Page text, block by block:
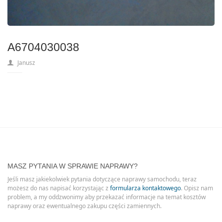
A6704030038
Janusz
MASZ PYTANIA W SPRAWIE NAPRAWY?
Jeśli masz jakiekolwiek pytania dotyczące naprawy samochodu, teraz
możesz do nas napisać korzystając z formularza kontaktowego. Opisz nam
problem, a my oddzwonimy aby przekazać informacje na temat kosztów
naprawy oraz ewentualnego zakupu części zamiennych.